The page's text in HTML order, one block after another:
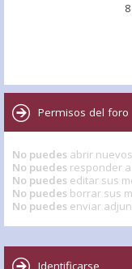
Permisos del foro
No puedes abrir
No puedes responder
No puedes editar sus
No puedes borrar sus
No puedes enviar
Identificarse